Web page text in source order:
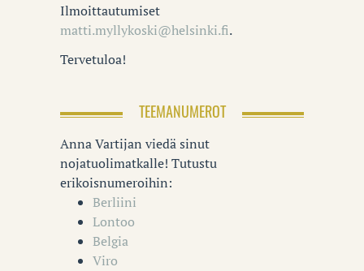
Ilmoittautumiset
matti.myllykoski@helsinki.fi.
Tervetuloa!
TEEMANUMEROT
Anna Vartijan viedä sinut
nojatuolimatkalle! Tutustu
erikoisnumeroihin:
Berliini
Lontoo
Belgia
Viro